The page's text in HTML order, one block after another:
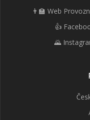
👨‍🏫 Web
👍
🌄